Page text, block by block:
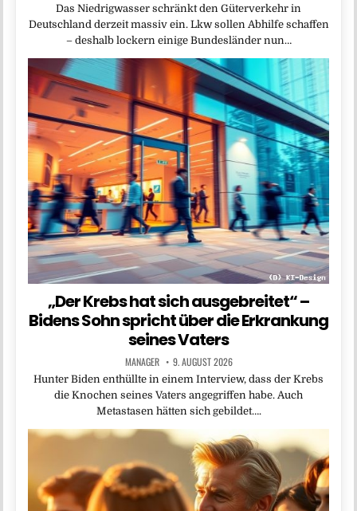
Das Niedrigwasser schränkt den Güterverkehr in
Deutschland derzeit massiv ein. Lkw sollen Abhilfe schaffen
– deshalb lockern einige Bundesländer nun…
„Der Krebs hat sich ausgebreitet“ –
Bidens Sohn spricht über die Erkrankung
seines Vaters
MANAGER 9. AUGUST 2026
Hunter Biden enthüllte in einem Interview, dass der Krebs
die Knochen seines Vaters angegriffen habe. Auch
Metastasen hätten sich gebildet….